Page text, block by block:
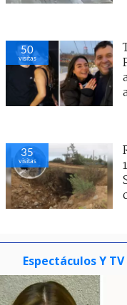
50
visitas
35
visitas
Espectáculos Y TV